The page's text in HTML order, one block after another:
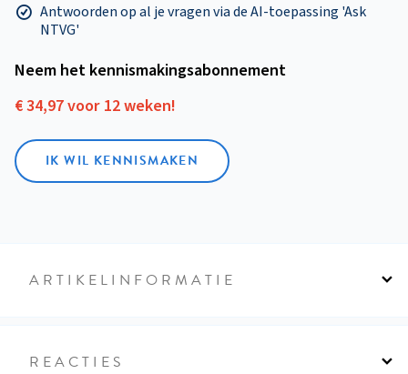
Antwoorden op al je vragen via de AI-toepassing 'Ask
NTVG'
Neem het kennismakings­abonnement
€ 34,97 voor 12 weken!
IK WIL KENNISMAKEN
ARTIKELINFORMATIE
REACTIES